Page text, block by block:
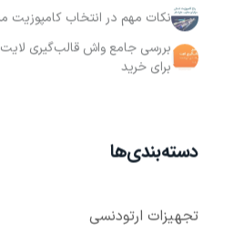
نکات مهم در انتخاب کامپوزیت
بررسی جامع واش قالب‌گیری لایت
برای خرید
دسته‌بندی‌ها
تجهیزات ارتودنسی